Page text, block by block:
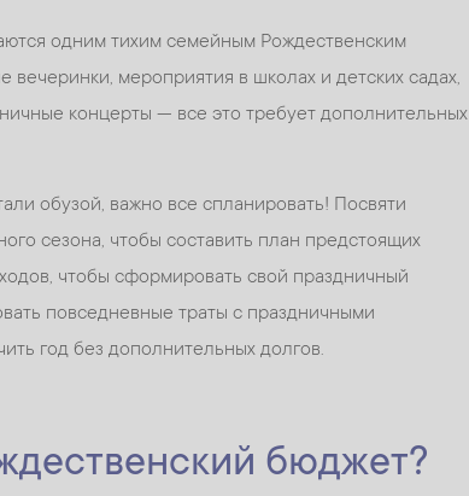
одним тихим семейным Рождественским
мероприятия в школах и детских садах,
концерты — все это требует дополнительных
обузой, важно все спланировать! Посвяти
сезона, чтобы составить план предстоящих
чтобы сформировать свой праздничный
повседневные траты с праздничными
год без дополнительных долгов.
бюджет?